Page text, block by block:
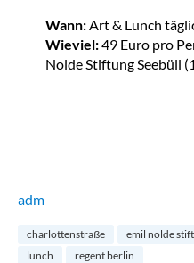
Wann:Art & Lunch
Wieviel:49 Euro pro
Nolde Stiftung Seebüll
adm
charlottenstraße emil nolde
lunch
regent berlin